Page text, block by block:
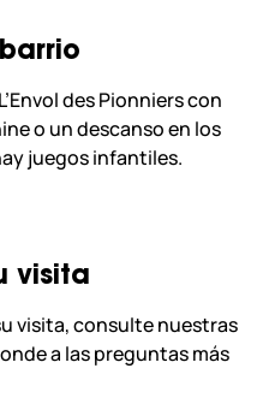
des Pionniers con
o un descanso en los
juegos infantiles.
visita
visita, consulte nuestras
a las preguntas más